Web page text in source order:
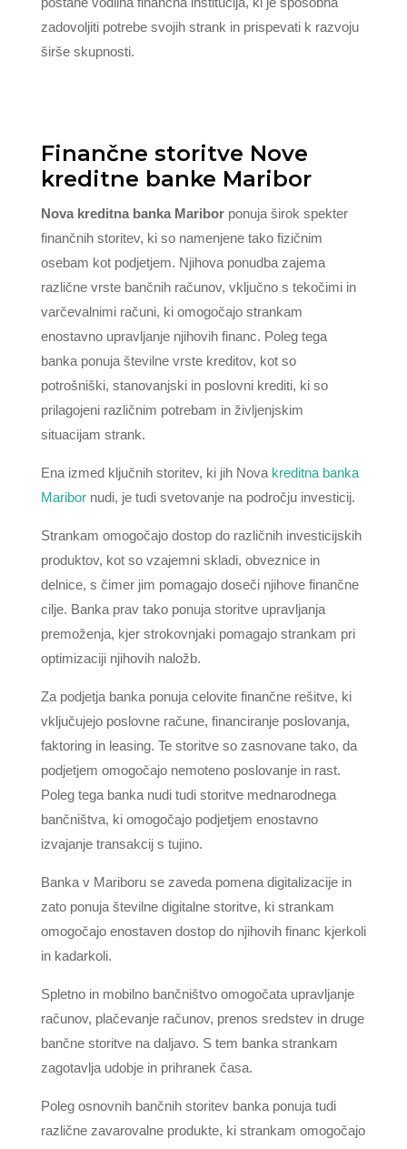
zadovoljiti potrebe svojih strank in prispevati k razvoju
širše skupnosti.
Finančne storitve Nove
kreditne banke Maribor
Nova kreditna banka Mariborponuja širok spekter
finančnih storitev, ki so namenjene tako fizičnim
osebam kot podjetjem. Njihova ponudba zajema
različne vrste bančnih računov, vključno s tekočimi in
varčevalnimi računi, ki omogočajo strankam
enostavno upravljanje njihovih financ. Poleg tega
banka ponuja številne vrste kreditov, kot so
potrošniški, stanovanjski in poslovni krediti, ki so
prilagojeni različnim potrebam in življenjskim
situacijam strank.
Ena izmed ključnih storitev, ki jih Nova kreditna banka
Maribornudi, je tudi svetovanje na področju investicij.
Strankam omogočajo dostop do različnih investicijskih
produktov, kot so vzajemni skladi, obveznice in
delnice, s čimer jim pomagajo doseči njihove finančne
cilje. Banka prav tako ponuja storitve upravljanja
premoženja, kjer strokovnjaki pomagajo strankam pri
optimizaciji njihovih naložb.
Za podjetja banka ponuja celovite finančne rešitve, ki
vključujejo poslovne račune, financiranje poslovanja,
faktoring in leasing. Te storitve so zasnovane tako, da
podjetjem omogočajo nemoteno poslovanje in rast.
Poleg tega banka nudi tudi storitve mednarodnega
bančništva, ki omogočajo podjetjem enostavno
izvajanje transakcij s tujino.
Banka v Mariboru se zaveda pomena digitalizacije in
zato ponuja številne digitalne storitve, ki strankam
omogočajo enostaven dostop do njihovih financ kjerkoli
in kadarkoli.
Spletno in mobilno bančništvo omogočata upravljanje
računov, plačevanje računov, prenos sredstev in druge
bančne storitve na daljavo. S tem banka strankam
zagotavlja udobje in prihranek časa.
Poleg osnovnih bančnih storitev banka ponuja tudi
različne zavarovalne produkte, ki strankam omogočajo